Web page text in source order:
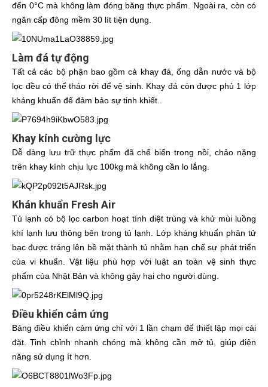
đến 0°C mà không làm đóng băng thực phẩm. Ngoài ra, còn có
ngăn cấp đông mềm 30 lít tiện dụng.
Làm đá tự động
Tất cả các bộ phận bao gồm cả khay đá, ống dẫn nước và bộ
lọc đều có thể tháo rời để vệ sinh. Khay đá còn được phủ 1 lớp
kháng khuẩn để đảm bảo sự tinh khiết..
Khay kính cường lực
Dễ dàng lưu trữ thực phẩm đã chế biến trong nồi, chảo nặng
trên khay kính chịu lực 100kg mà không cần lo lắng.
Khán khuẩn Fresh Air
Tủ lạnh có bộ lọc carbon hoạt tính diệt trùng và khử mùi luồng
khí lạnh lưu thông bên trong tủ lạnh. Lớp kháng khuẩn phân tử
bạc được tráng lên bề mặt thành tủ nhằm hạn chế sự phát triển
của vi khuẩn. Vật liệu phù hợp với luật an toàn vệ sinh thực
phẩm của Nhật Bản và không gây hại cho người dùng.
Điều khiển cảm ứng
Bảng điều khiển cảm ứng chỉ với 1 lần chạm để thiết lập mọi cài
đặt. Tinh chỉnh nhanh chóng mà không cần mở tủ, giúp điện
năng sử dụng ít hơn.